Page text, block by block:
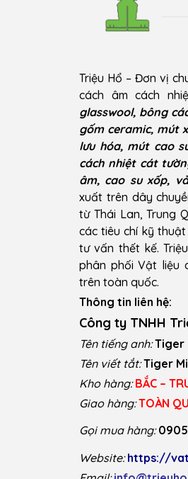
Triệu Hổ – Đơn vị
cách âm cách
glasswool, bông
gốm ceramic, mút
lưu hóa, mút cao
cách nhiệt cát
âm, cao su xốp,
xuất trên dây
từ Thái Lan, Trung
các tiêu chí kỹ
tư vấn thết kế.
phân phối Vật liệu
trên toàn quốc.
Thông tin liên hệ:
Công ty TNHH
Tên tiếng anh: Tiger
Tên viết tắt: Tiger
Kho hàng: BẮC –
Giao hàng: TOÀN
Gọi mua hàng:
Website: https://